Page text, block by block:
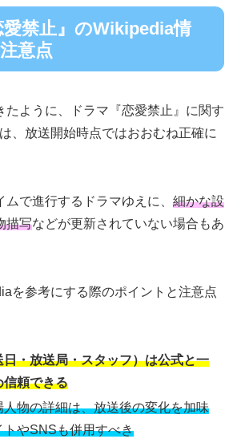
愛禁止』のWikipedia情
意点
たように、ドラマ『恋愛禁止』に関す
、放送開始時点ではおおむね正確に
ムで進行するドラマゆえに、 細かな設
描写などが更新されていない場合もあ
を参考にする際のポイントと注意点
・放送局・スタッフ）は公式と一
信頼できる
物の詳細は、放送後の変化を加味
トやSNSも併用すべき